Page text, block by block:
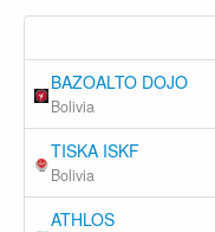
BAZOALTO DOJO
Bolivia
TISKA ISKF
Bolivia
ATHLOS